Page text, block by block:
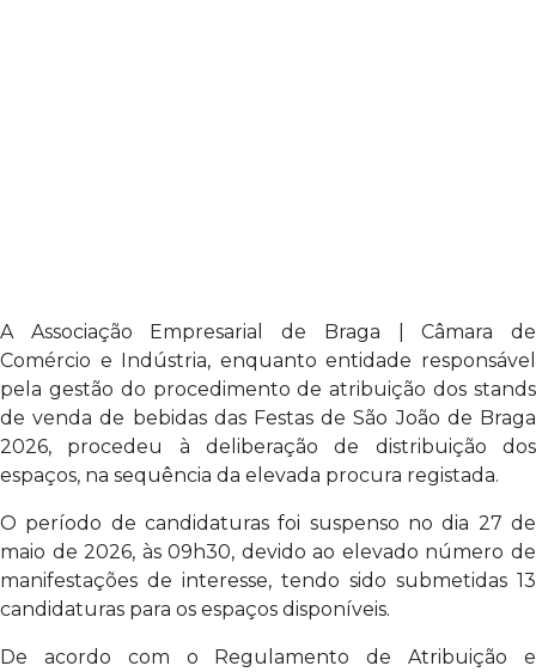
A Associação Empresarial de Braga | Câmara de
Comércio e Indústria, enquanto entidade responsável
pela gestão do procedimento de atribuição dos stands
de venda de bebidas das Festas de São João de Braga
2026, procedeu à deliberação de distribuição dos
espaços, na sequência da elevada procura registada.
O período de candidaturas foi suspenso no dia 27 de
maio de 2026, às 09h30, devido ao elevado número de
manifestações de interesse, tendo sido submetidas 13
candidaturas para os espaços disponíveis.
De acordo com o Regulamento de Atribuição e